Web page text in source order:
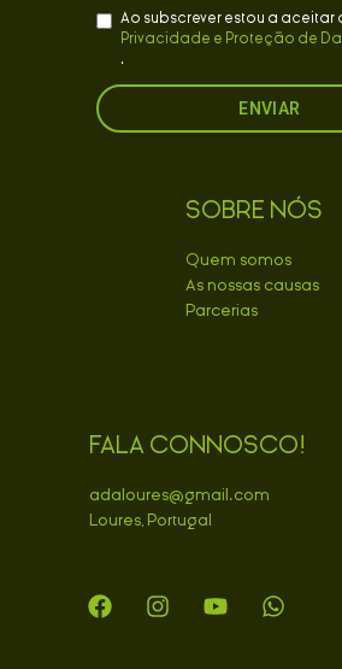
Ao subscrever estou a aceitar
Privacidade e Proteção de
.
SOBRE NÓS
Quem somos
As nossas causas
Parcerias
FALA CONNOSCO!
adaloures@gmail.com
Loures, Portugal